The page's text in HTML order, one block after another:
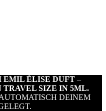
EMIL ÉLISE DUFT –
TRAVEL SIZE IN 5ML.
DEINEM